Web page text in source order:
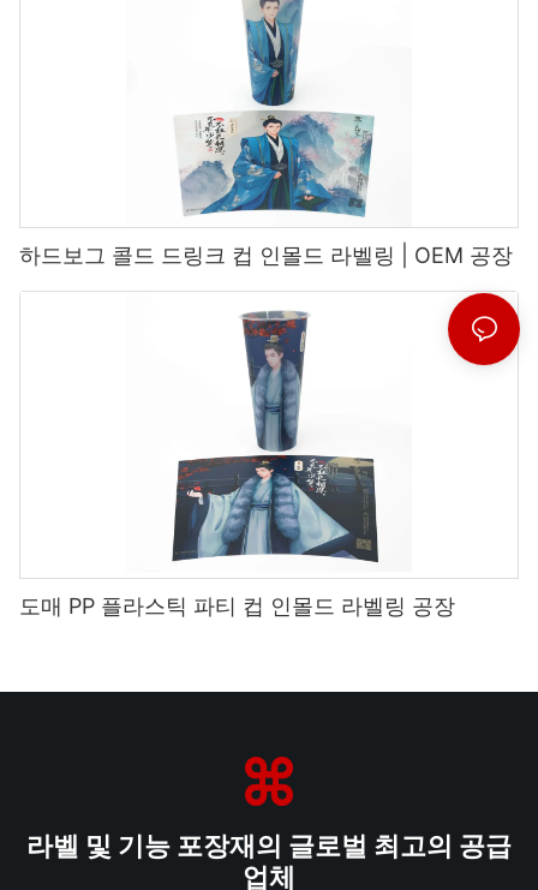
하드보그 콜드 드링크 컵 인몰드 라벨링 | OEM 공장
도매 PP 플라스틱 파티 컵 인몰드 라벨링 공장
라벨 및 기능 포장재의 글로벌 최고의 공급
업체